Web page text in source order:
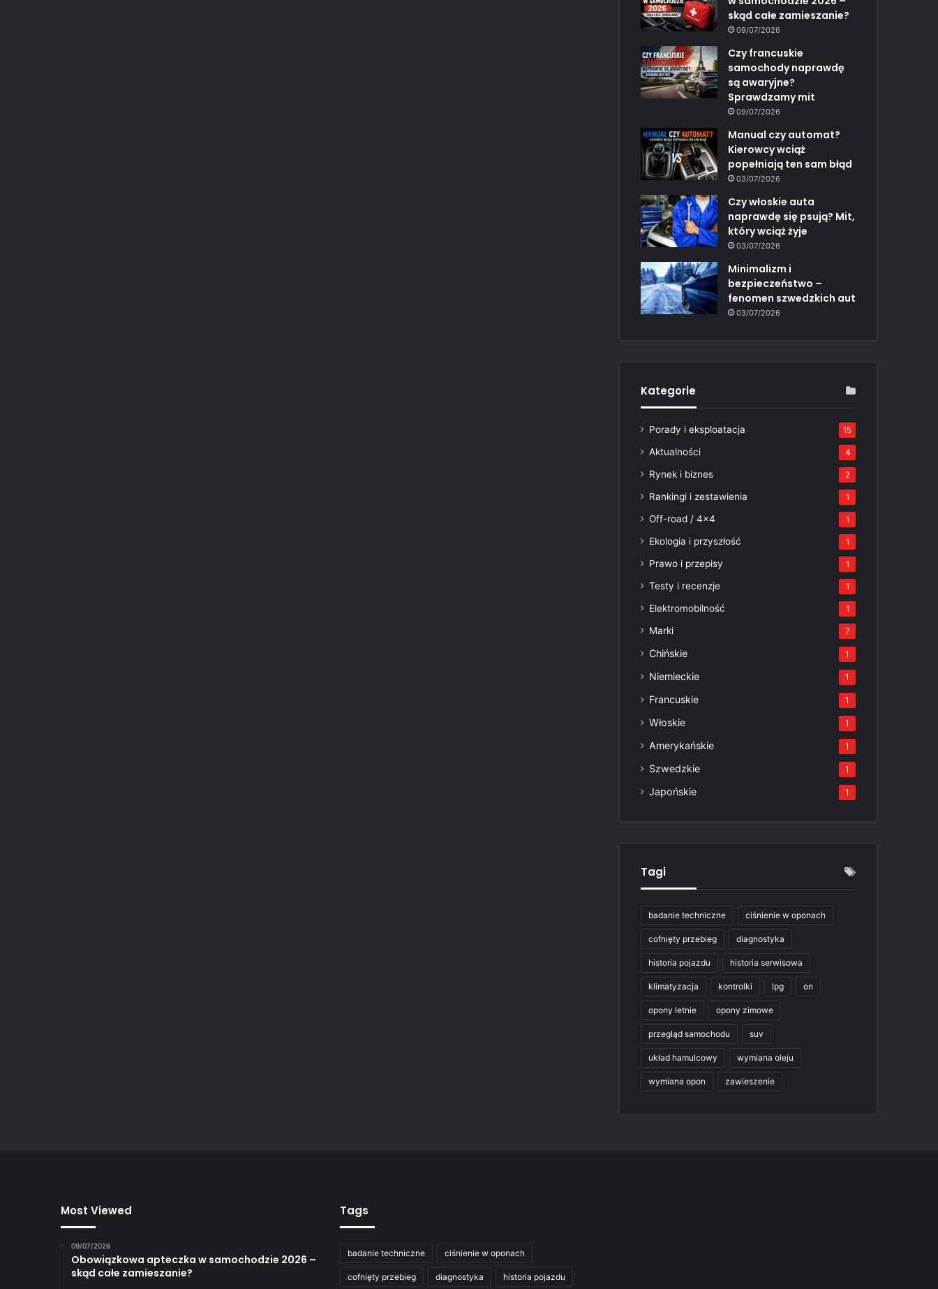
skąd całe zamieszanie?
09/07/2026
Czy francuskie
samochody naprawdę
są awaryjne?
Sprawdzamy mit
09/07/2026
Manual czy automat?
Kierowcy wciąż
popełniają ten sam błąd
03/07/2026
Czy włoskie auta
naprawdę się psują? Mit,
który wciąż żyje
03/07/2026
Minimalizm i
bezpieczeństwo –
fenomen szwedzkich aut
03/07/2026
Kategorie
Porady i eksploatacja 15
Aktualności 4
Rynek i biznes 2
Rankingi i zestawienia 1
Off-road / 4×4 1
Ekologia i przyszłość 1
Prawo i przepisy 1
Testy i recenzje 1
Elektromobilność 1
Marki 7
Chińskie 1
Niemieckie 1
Francuskie 1
Włoskie 1
Amerykańskie 1
Szwedzkie 1
Japońskie 1
Tagi
badanie techniczne ciśnienie w oponach
cofnięty przebieg diagnostyka
historia pojazdu historia serwisowa
klimatyzacja kontrolki lpg on
opony letnie opony zimowe
przegląd samochodu suv
układ hamulcowy wymiana oleju
wymiana opon zawieszenie
Most Viewed
09/07/2026
Obowiązkowa apteczka w samochodzie 2026 –
skąd całe zamieszanie?
Tags
badanie techniczne ciśnienie w oponach
cofnięty przebieg diagnostyka historia pojazdu